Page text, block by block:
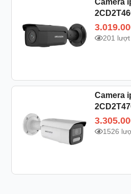
201 lượt
Camera
1526